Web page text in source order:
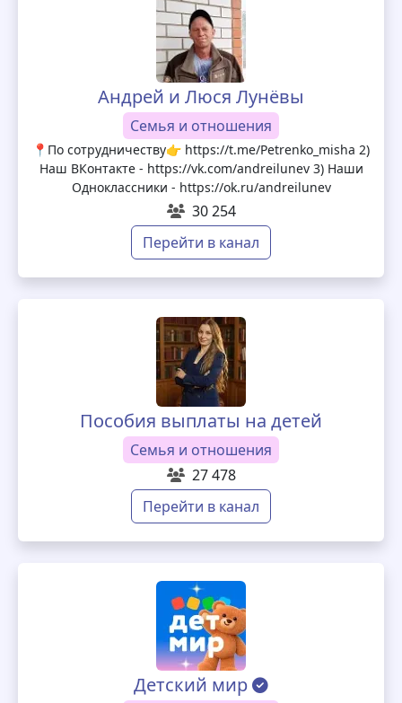
Андрей и Люся Лунёвы
Семья и отношения
📍По сотрудничеству👉 https://t.me/Petrenko_misha 2)
Наш ВКонтакте - https://vk.com/andreilunev 3) Наши
Одноклассники - https://ok.ru/andreilunev
30 254
Перейти в канал
Пособия выплаты на детей
Семья и отношения
27 478
Перейти в канал
Детский мир